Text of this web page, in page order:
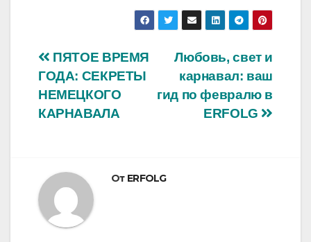
Навигация
по
записям
Любовь, свет и
карнавал: ваш
гид по февралю в
ERFOLG
ПЯТОЕ ВРЕМЯ
ГОДА: СЕКРЕТЫ
НЕМЕЦКОГО
КАРНАВАЛА
От ERFOLG